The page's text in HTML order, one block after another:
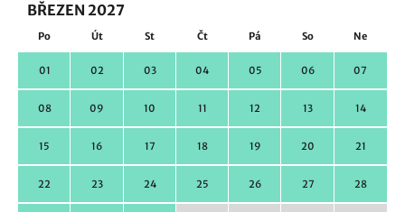
BŘEZEN 2027
Po Út St Čt Pá So Ne
01 02 03 04 05 06 07
08 09 10 11 12 13 14
15 16 17 18 19 20 21
22 23 24 25 26 27 28